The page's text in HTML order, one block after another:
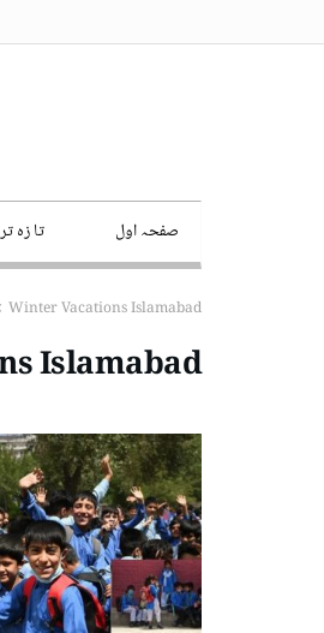
صفحہ اول تا زہ
Winter Vacations Islamabad
Islamabad